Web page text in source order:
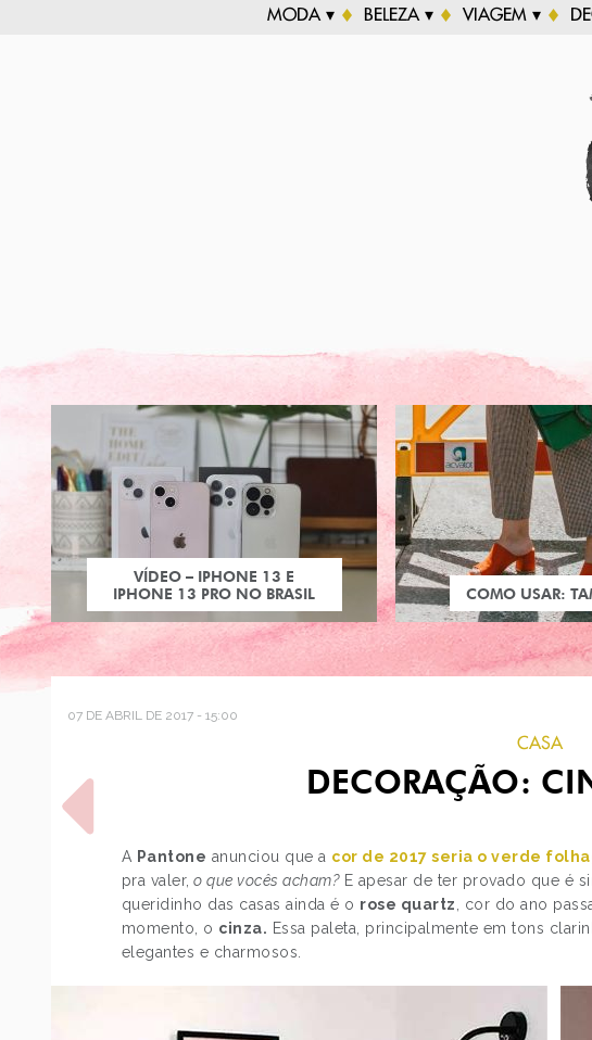
MODA ▾ BELEZA ▾ VIAGEM ▾
VÍDEO – IPHONE 13 E
IPHONE 13 PRO NO BRASIL
COMO USAR:
07 DE ABRIL DE 2017 - 15:00
CASA
DECORAÇÃO:
A Pantone anunciou que a cor de 2017 seria o verde
pra valer, o que vocês acham?E apesar de ter provado que é
queridinho das casas ainda é o rose quartz
, cor do ano
momento, o cinza. Essa paleta, principalmente em tons
elegantes e charmosos.
POST ANTERIOR
PRÍNCIPES DISNEY COMO
JUSTIN BIEBER